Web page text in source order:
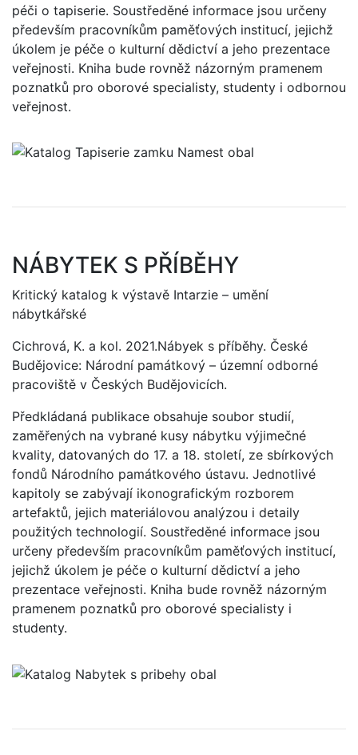
péči o tapiserie. Soustředěné informace jsou určeny
především pracovníkům paměťových institucí, jejichž
úkolem je péče o kulturní dědictví a jeho prezentace
veřejnosti. Kniha bude rovněž názorným pramenem
poznatků pro oborové specialisty, studenty i odbornou
veřejnost.
NÁBYTEK S PŘÍBĚHY
Kritický katalog k výstavě Intarzie – umění
nábytkářské
Cichrová, K. a kol. 2021.Nábyek s příběhy. České
Budějovice: Národní památkový – územní odborné
pracoviště v Českých Budějovicích.
Předkládaná publikace obsahuje soubor studií,
zaměřených na vybrané kusy nábytku výjimečné
kvality, datovaných do 17. a 18. století, ze sbírkových
fondů Národního památkového ústavu. Jednotlivé
kapitoly se zabývají ikonografickým rozborem
artefaktů, jejich materiálovou analýzou i detaily
použitých technologií. Soustředěné informace jsou
určeny především pracovníkům paměťových institucí,
jejichž úkolem je péče o kulturní dědictví a jeho
prezentace veřejnosti. Kniha bude rovněž názorným
pramenem poznatků pro oborové specialisty i
studenty.